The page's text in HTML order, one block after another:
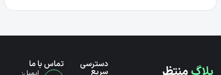
دسترسی
سریع
تماس با ما